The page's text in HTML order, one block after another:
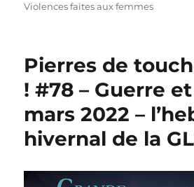
Violences faites aux femmes
Pierres de
! #78 – Guerre et
mars 2022 –
hivernal de la